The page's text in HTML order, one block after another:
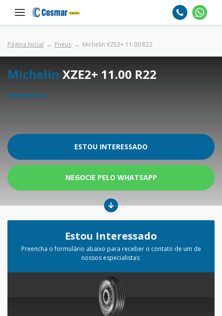
Página Inicial Pneus Michelin XZE2+ 11.00 R22
Michelin XZE2+ 11.00 R22
ESTOU INTERESSADO
NEGOCIE PELO WHATSAPP
Estou Interessado
Preencha o formulário abaixo para receber o contato de um de
nossos especialistas: